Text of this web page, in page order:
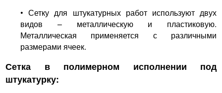
• Сетку для штукатурных работ используют двух
видов – металлическую и пластиковую.
Металлическая применяется с различными
размерами ячеек.
Сетка в полимерном исполнении под
штукатурку: